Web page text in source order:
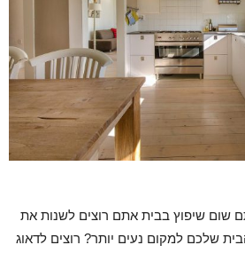
שום שיפוץ בבית אתם רוצים לשנות את
שלכם למקום נעים יותר? רוצים לדאוג